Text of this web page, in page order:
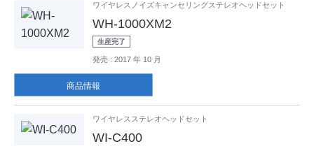
ワイヤレスノイズキャンセリングステレオヘッドセット
WH-1000XM2
生産完了
発売 : 2017 年 10 月
商品情報
ワイヤレスステレオヘッドセット
WI-C400